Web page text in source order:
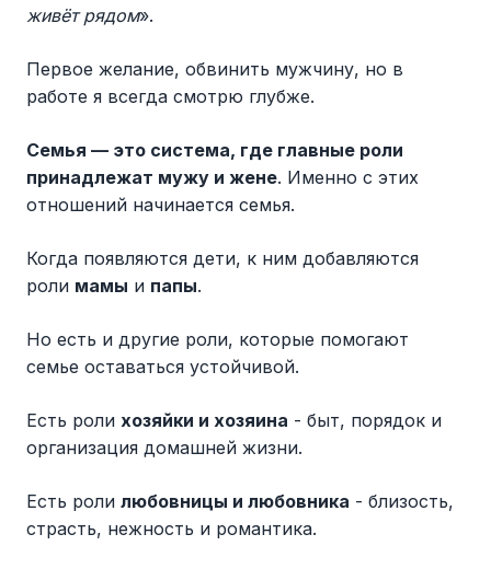
живёт рядом».
Первое желание, обвинить мужчину, но в
работе я всегда смотрю глубже.
Семья — это система, где главные роли
принадлежат мужу и жене. Именно с этих
отношений начинается семья.
Когда появляются дети, к ним добавляются
роли мамы и папы.
Но есть и другие роли, которые помогают
семье оставаться устойчивой.
Есть роли хозяйки и хозяина - быт, порядок и
организация домашней жизни.
Есть роли любовницы и любовника - близость,
страсть, нежность и романтика.